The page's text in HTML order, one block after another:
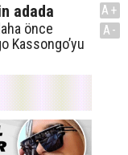
adada
önce
Kassongo’yu
A+
A-